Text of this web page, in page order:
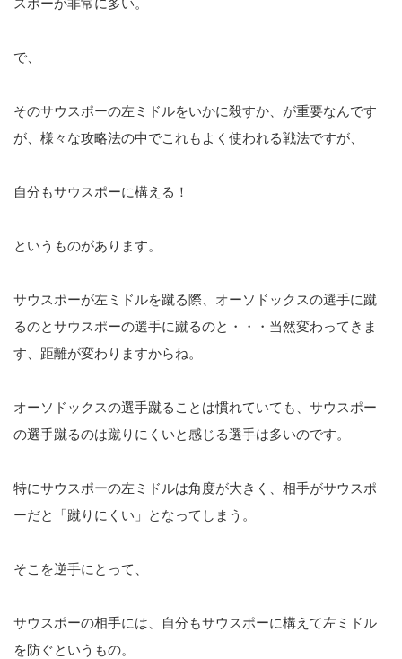
スポーが非常に多い。
で、
そのサウスポーの左ミドルをいかに殺すか、が重要なんです
が、様々な攻略法の中でこれもよく使われる戦法ですが、
自分もサウスポーに構える！
というものがあります。
サウスポーが左ミドルを蹴る際、オーソドックスの選手に蹴
るのとサウスポーの選手に蹴るのと・・・当然変わってきま
す、距離が変わりますからね。
オーソドックスの選手蹴ることは慣れていても、サウスポー
の選手蹴るのは蹴りにくいと感じる選手は多いのです。
特にサウスポーの左ミドルは角度が大きく、相手がサウスポ
ーだと「蹴りにくい」となってしまう。
そこを逆手にとって、
サウスポーの相手には、自分もサウスポーに構えて左ミドル
を防ぐというもの。